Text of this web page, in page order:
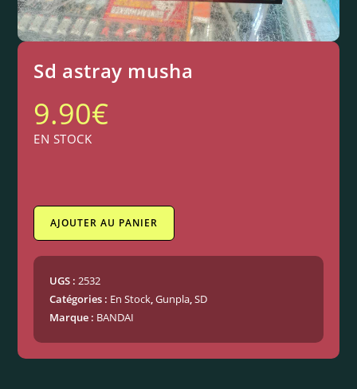
Sd astray musha
9.90€
EN STOCK
AJOUTER AU PANIER
UGS : 2532
Catégories : En Stock ,Gunpla ,SD
Marque : BANDAI